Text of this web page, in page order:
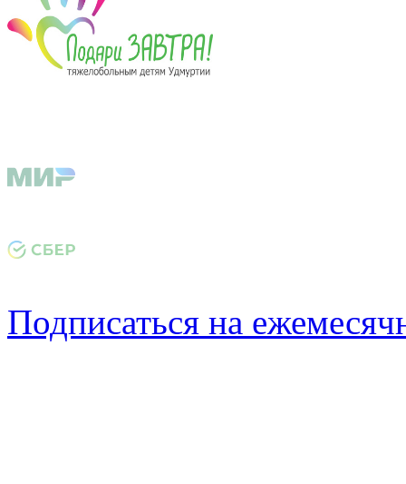
Подписаться на